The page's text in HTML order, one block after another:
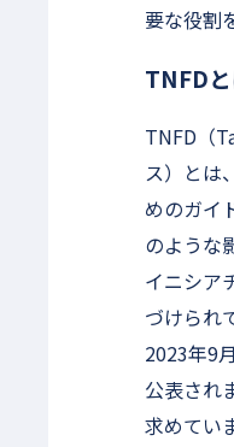
要な役割
TNFD
TNFD（
ス）とは
めのガイ
のような
イニシア
づけられ
2023年9
公表され
求めてい